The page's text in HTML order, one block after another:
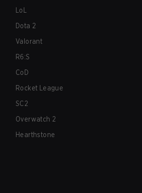
LoL
Dota 2
Valorant
R6:S
CoD
Rocket League
SC2
Overwatch 2
Hearthstone